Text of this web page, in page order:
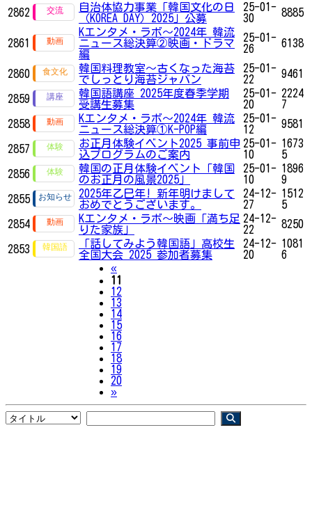
2862
自治体協力事業「韓国文化の日
（KOREA DAY）2025」公募
25-01-
30
8885
2861
Kエンタメ・ラボ～2024年 韓流
ニュース総決算②映画・ドラマ
編
25-01-
26
6138
2860
韓国料理教室～古くなった海苔
でしっとり海苔ジャバン
25-01-
22
9461
2859
韓国語講座 2025年度春季学期
受講生募集
25-01-
20
2224
7
2858
Kエンタメ・ラボ～2024年 韓流
ニュース総決算①K-POP編
25-01-
12
9581
2857
お正月体験イベント2025 事前申
込プログラムのご案内
25-01-
10
1673
5
2856
韓国の正月体験イベント「韓国
のお正月の風景2025」
25-01-
10
1896
9
2855
2025年乙巳年! 新年明けまして
おめでとうございます。
24-12-
27
1512
5
2854
Kエンタメ・ラボ～映画「満ち足
りた家族」
24-12-
22
8250
2853
「話してみよう韓国語」高校生
全国大会 2025 参加者募集
24-12-
20
1081
6
«Previous
11
12
13
14
15
16
17
18
19
20
»Next